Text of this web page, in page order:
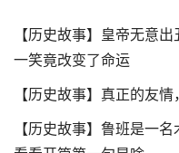
【历史故事】皇帝无意
一笑竟改变了命运
【历史故事】真正的友
【历史故事】鲁班是一